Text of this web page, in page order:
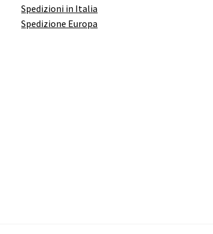
Spedizioni in Italia
Spedizione Europa